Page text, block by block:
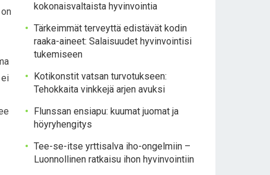
kokonaisvaltaista hyvinvointia
Tärkeimmät terveyttä edistävät kodin
raaka-aineet: Salaisuudet hyvinvointisi
tukemiseen
Kotikonstit vatsan turvotukseen:
Tehokkaita vinkkejä arjen avuksi
Flunssan ensiapu: kuumat juomat ja
höyryhengitys
Tee-se-itse yrttisalva iho-ongelmiin –
Luonnollinen ratkaisu ihon hyvinvointiin